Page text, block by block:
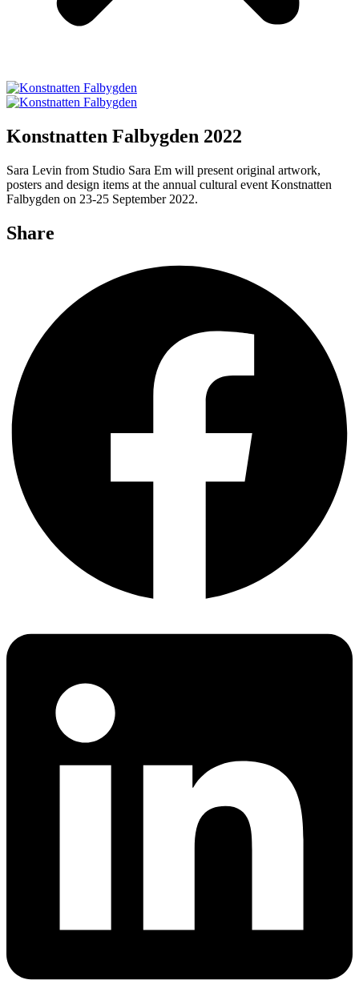
Konstnatten Falbygden 2022
Sara Levin from Studio Sara Em will present original artwork,
posters and design items at the annual cultural event Konstnatten
Falbygden on 23-25 September 2022.
Share